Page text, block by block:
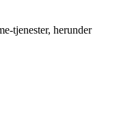
tjenester, herunder